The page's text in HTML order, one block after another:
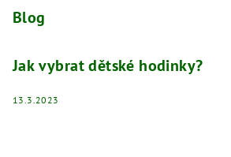
Blog
Jak vybrat dětské hodinky?
13.3.2023